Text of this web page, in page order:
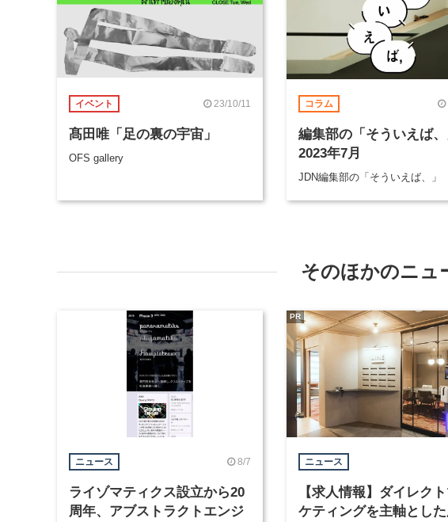
イベント 23/10/11
髙田唯「足の裏の宇宙」
OFS gallery
コラム
編集部の「そういえば、
2023年7月
JDN編集部の「そういえば、」
そのほかのニュ
ニュース 8/7
ライゾマティクス設立から20
周年、アブストラクトエンジ
ニュース
【求人情報】ダイレク
ケティングを主軸とし
PR